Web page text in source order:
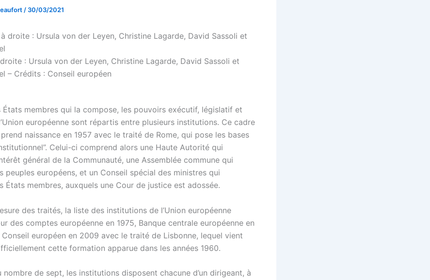
/ 30/03/2021
: Ursula von der Leyen, Christine Lagarde, David Sassoli et
– Crédits : Conseil européen
États membres qui la compose, les pouvoirs exécutif, législatif et
européenne sont répartis entre plusieurs institutions. Ce cadre
naissance en 1957 avec le traité de Rome, qui pose les bases
Celui-ci comprend alors une Haute Autorité qui
général de la Communauté, une Assemblée commune qui
peuples européens, et un Conseil spécial des ministres qui
États membres, auxquels une Cour de justice est adossée.
des traités, la liste des institutions de l’Union européenne
des comptes européenne en 1975, Banque centrale européenne en
européen en 2009 avec le traité de Lisbonne, lequel vient
cette formation apparue dans les années 1960.
nombre de sept, les institutions disposent chacune d’un dirigeant, à